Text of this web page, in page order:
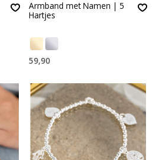
Armband met Namen | 5
Hartjes
59,90